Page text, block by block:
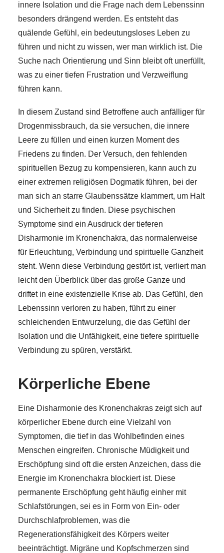
innere Isolation und die Frage nach dem Lebenssinn
besonders drängend werden. Es entsteht das
quälende Gefühl, ein bedeutungsloses Leben zu
führen und nicht zu wissen, wer man wirklich ist. Die
Suche nach Orientierung und Sinn bleibt oft unerfüllt,
was zu einer tiefen Frustration und Verzweiflung
führen kann.
In diesem Zustand sind Betroffene auch anfälliger für
Drogenmissbrauch, da sie versuchen, die innere
Leere zu füllen und einen kurzen Moment des
Friedens zu finden. Der Versuch, den fehlenden
spirituellen Bezug zu kompensieren, kann auch zu
einer extremen religiösen Dogmatik führen, bei der
man sich an starre Glaubenssätze klammert, um Halt
und Sicherheit zu finden. Diese psychischen
Symptome sind ein Ausdruck der tieferen
Disharmonie im Kronenchakra, das normalerweise
für Erleuchtung, Verbindung und spirituelle Ganzheit
steht. Wenn diese Verbindung gestört ist, verliert man
leicht den Überblick über das große Ganze und
driftet in eine existenzielle Krise ab. Das Gefühl, den
Lebenssinn verloren zu haben, führt zu einer
schleichenden Entwurzelung, die das Gefühl der
Isolation und die Unfähigkeit, eine tiefere spirituelle
Verbindung zu spüren, verstärkt.
Körperliche Ebene
Eine Disharmonie des Kronenchakras zeigt sich auf
körperlicher Ebene durch eine Vielzahl von
Symptomen, die tief in das Wohlbefinden eines
Menschen eingreifen. Chronische Müdigkeit und
Erschöpfung sind oft die ersten Anzeichen, dass die
Energie im Kronenchakra blockiert ist. Diese
permanente Erschöpfung geht häufig einher mit
Schlafstörungen, sei es in Form von Ein- oder
Durchschlafproblemen, was die
Regenerationsfähigkeit des Körpers weiter
beeinträchtigt. Migräne und Kopfschmerzen sind